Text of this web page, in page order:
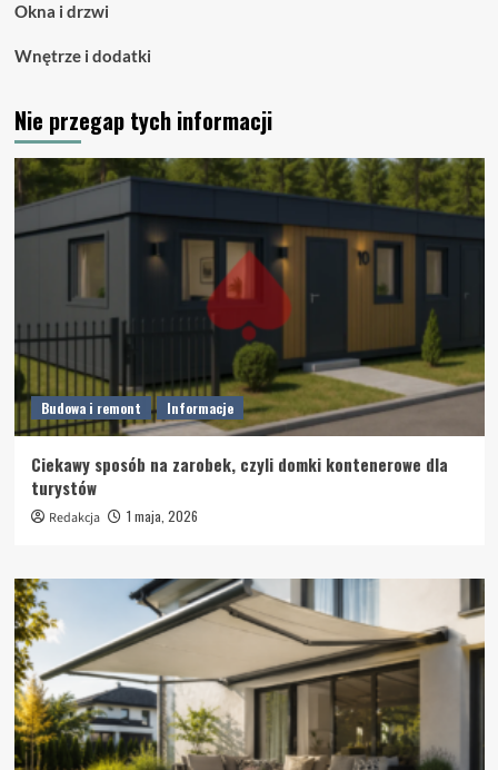
Okna i drzwi
Wnętrze i dodatki
Nie przegap tych informacji
Budowa i remont Informacje
Ciekawy sposób na zarobek, czyli domki kontenerowe dla
turystów
Redakcja 1 maja, 2026